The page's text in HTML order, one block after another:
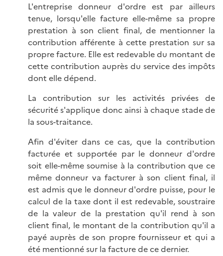
L'entreprise donneur d'ordre est par ailleurs
tenue, lorsqu'elle facture elle-même sa propre
prestation à son client final, de mentionner la
contribution afférente à cette prestation sur sa
propre facture. Elle est redevable du montant de
cette contribution auprès du service des impôts
dont elle dépend.
La contribution sur les activités privées de
sécurité s'applique donc ainsi à chaque stade de
la sous-traitance.
Afin d'éviter dans ce cas, que la contribution
facturée et supportée par le donneur d'ordre
soit elle-même soumise à la contribution que ce
même donneur va facturer à son client final, il
est admis que le donneur d'ordre puisse, pour le
calcul de la taxe dont il est redevable, soustraire
de la valeur de la prestation qu'il rend à son
client final, le montant de la contribution qu'il a
payé auprès de son propre fournisseur et qui a
été mentionné sur la facture de ce dernier.